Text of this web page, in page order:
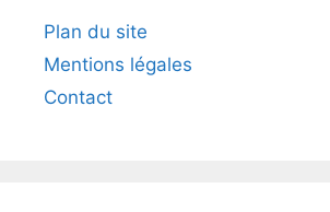
Plan du site
Mentions légales
Contact